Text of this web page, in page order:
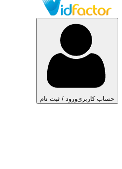
حساب کاربریورود / ثبت نام